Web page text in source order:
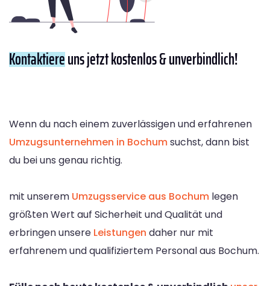
Kontaktiereuns jetzt kostenlos & unverbindlich!
Wenn du nach einem zuverlässigen und erfahrenen
Umzugsunternehmen in Bochumsuchst, dann bist
du bei uns genau richtig.
mit unserem Umzugsservice aus Bochum legen
größten Wert auf Sicherheit und Qualität und
erbringen unsere Leistungen daher nur mit
erfahrenem und qualifiziertem Personal aus Bochum.